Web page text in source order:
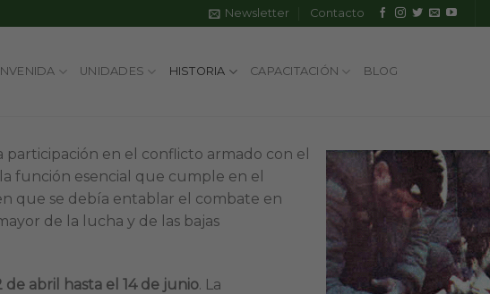
Newsletter Contacto
UNIDADES HISTORIA CAPACITACIÓN BLOG
en el conflicto armado con el
función esencial que cumple en el
que se debía entablar el combate en
de la lucha y de las bajas
de abril hasta el 14 de junio. La